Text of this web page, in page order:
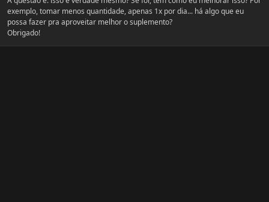
exemplo, tomar menos quantidade, apenas 1x por dia... há algo que eu
possa fazer pra aproveitar melhor o suplemento?
Obrigado!